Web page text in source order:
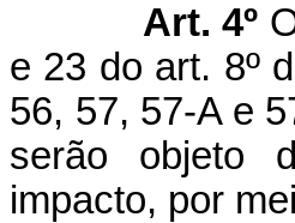
Art. 4º
e 23 do art. 8º
56, 57, 57-A e
serão objeto
impacto, por